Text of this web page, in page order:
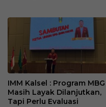
IMM Kalsel : Program MBG
Masih Layak Dilanjutkan,
Tapi Perlu Evaluasi